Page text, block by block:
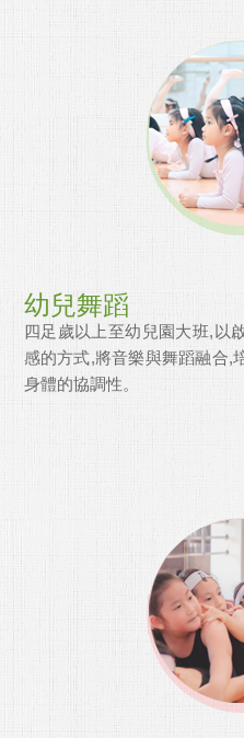
幼兒舞蹈
四足歲以上至幼兒園大班,以
感的方式,將音樂與舞蹈融合,
身體的協調性。